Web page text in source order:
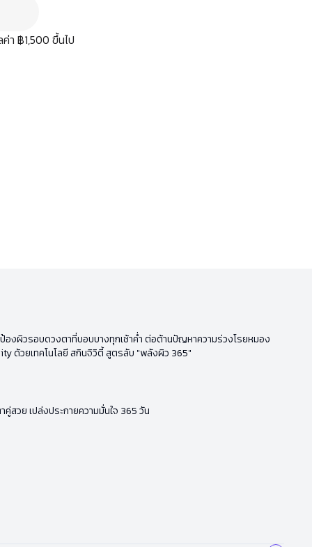
า ฿1,500 ขึ้นไป
งผิวรอบดวงตาที่บอบบางทุกเช้าค่ำ ต่อต้านปัญหาความร่วงโรยหมอง
ด้วยเทคโนโลยี สกินจิวิตี้ สูตรลับ "พลังผิว 365"
สวย เปล่งประกายความมั่นใจ 365 วัน